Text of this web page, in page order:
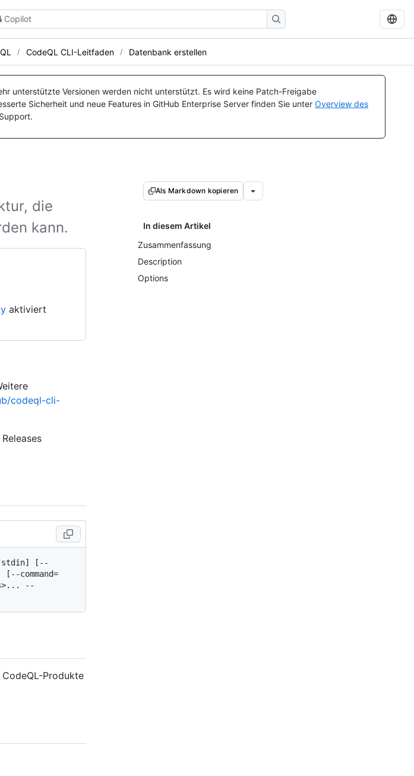
Copilot
CodeQL CLI-Leitfaden Datenbank erstellen
unterstützte Versionen werden nicht unterstützt. Es wird keine Patch-Freigabe
Sicherheit und neue Features in GitHub Enterprise Server finden Sie unter Overview des
die
kann.
aktiviert
Als Markdown kopieren
In diesem Artikel
Zusammenfassung
Description
Options
codeql-cli-
stdin] [--
command=
--
Produkte